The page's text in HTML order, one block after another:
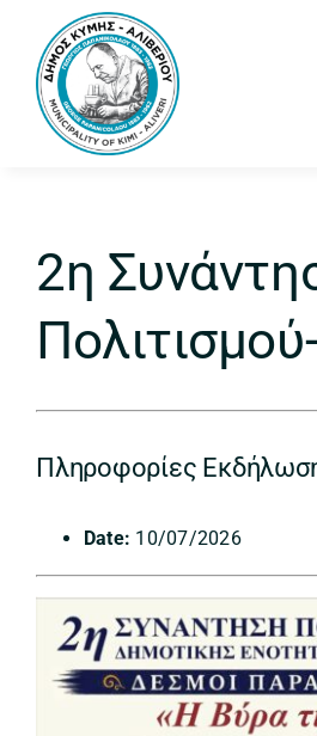
content
2η
Πληροφορίες
Date: 10/07/2026